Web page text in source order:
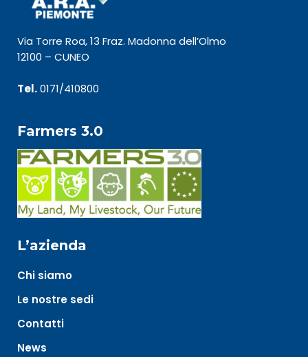
Via Torre Roa, 13 Fraz. Madonna dell’Olmo
12100 – CUNEO
Tel.0171/410800
Farmers 3.0
L’azienda
Chi siamo
Le nostre sedi
Contatti
News